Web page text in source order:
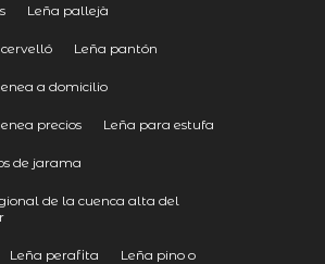
Leña pallejà
Leña pantón
a domicilio
precios Leña para estufa
de jarama
de la cuenca alta del
Leña perafita Leña pino o